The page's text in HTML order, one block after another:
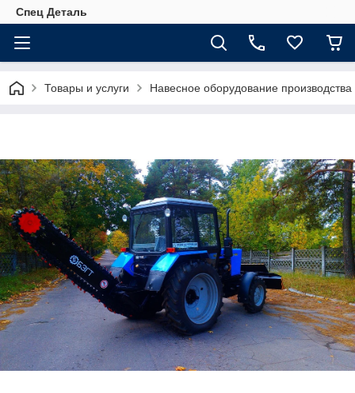
Спец Деталь
Товары и услуги Навесное оборудование